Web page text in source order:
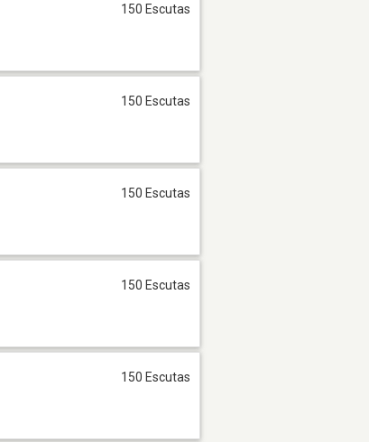
150 Escutas
150 Escutas
150 Escutas
150 Escutas
150 Escutas